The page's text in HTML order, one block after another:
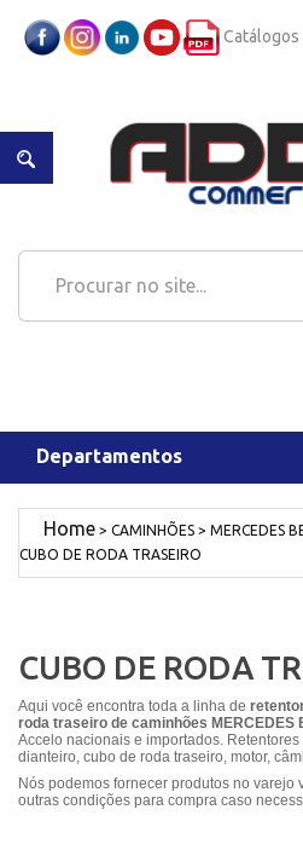
Catálogos
Departamentos
CAMINHÕES
MERCEDES
CUBO DE RODA TRASEIRO
CUBO DE RODA
Aqui você encontra toda a linha de
roda traseiro de caminhões MERCEDES
Accelo nacionais e importados.
dianteiro, cubo de roda traseiro, motor,
Nós podemos fornecer produtos no varejo
outras condições para compra caso